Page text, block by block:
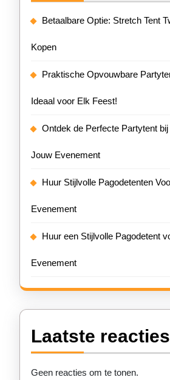
Betaalbare Optie: Stretch Tent
Kopen
Praktische Opvouwbare
Ideaal voor Elk Feest!
Ontdek de Perfecte Partytent
Jouw Evenement
Huur Stijlvolle Pagodetenten
Evenement
Huur een Stijlvolle Pagodetent
Evenement
Laatste reacties
Geen reacties om te tonen.